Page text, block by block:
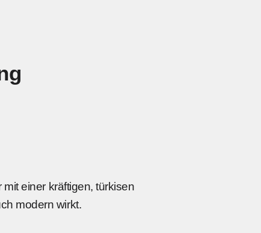
einer kräftigen, türkisen
modern wirkt.